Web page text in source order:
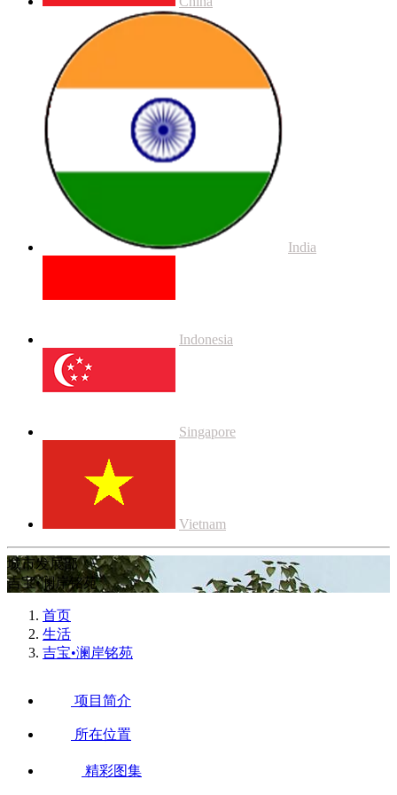
India
Indonesia
Singapore
Vietnam
城市发展部
吉宝•澜岸铭苑
首页
生活
吉宝•澜岸铭苑
项目简介
所在位置
精彩图集